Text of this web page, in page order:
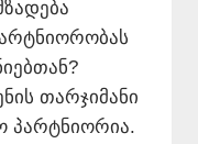
თარჯიმანი
პარტნიორია.